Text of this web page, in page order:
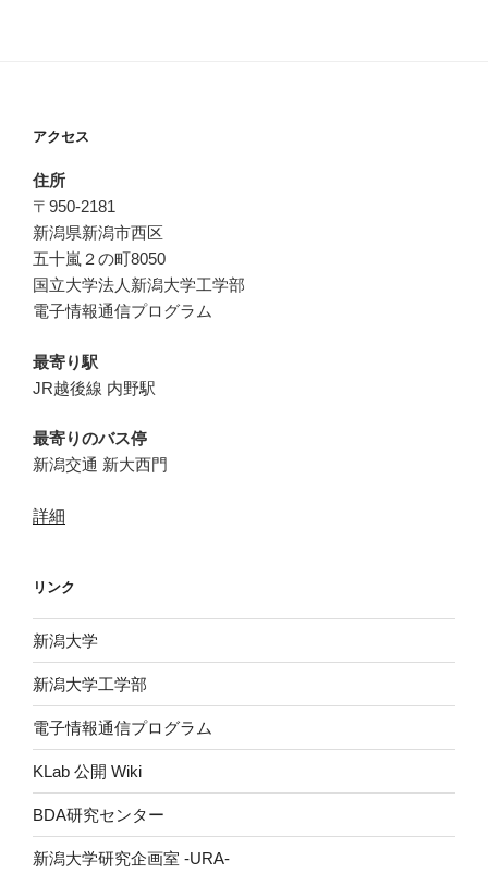
アクセス
住所
〒950-2181
新潟県新潟市西区
五十嵐２の町8050
国立大学法人新潟大学工学部
電子情報通信プログラム
最寄り駅
JR越後線 内野駅
最寄りのバス停
新潟交通 新大西門
詳細
リンク
新潟大学
新潟大学工学部
電子情報通信プログラム
KLab 公開 Wiki
BDA研究センター
新潟大学研究企画室 -URA-